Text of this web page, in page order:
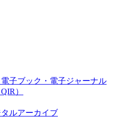
子ブック・電子ジャーナル
）
ルアーカイブ